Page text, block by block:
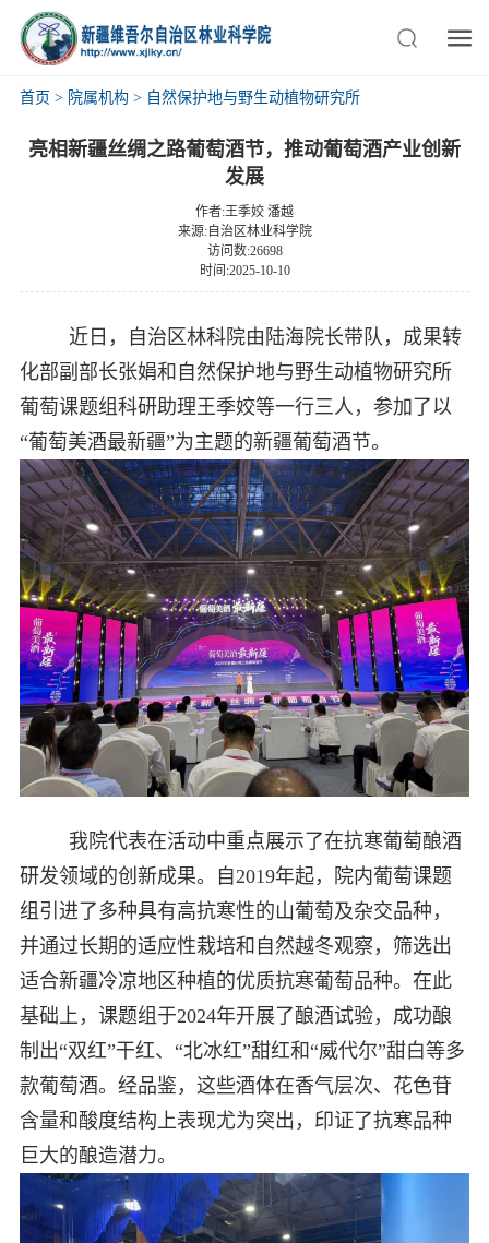
首页 > 院属机构> 自然保护地与野生动植物研究所
亮相新疆丝绸之路葡萄酒节，推动葡萄酒产业创新
发展
作者:王季姣 潘越
来源:自治区林业科学院
访问数:26698
时间:2025-10-10
近日，自治区林科院由陆海院长带队，成果转
化部副部长张娟和自然保护地与野生动植物研究所
葡萄课题组科研助理王季姣等一行三人，参加了以
“葡萄美酒最新疆”为主题的新疆葡萄酒节。
我院代表在活动中重点展示了在抗寒葡萄酿酒
研发领域的创新成果。自2019年起，院内葡萄课题
组引进了多种具有高抗寒性的山葡萄及杂交品种，
并通过长期的适应性栽培和自然越冬观察，筛选出
适合新疆冷凉地区种植的优质抗寒葡萄品种。在此
基础上，课题组于2024年开展了酿酒试验，成功酿
制出“双红”干红、“北冰红”甜红和“威代尔”甜白等多
款葡萄酒。经品鉴，这些酒体在香气层次、花色苷
含量和酸度结构上表现尤为突出，印证了抗寒品种
巨大的酿造潜力。